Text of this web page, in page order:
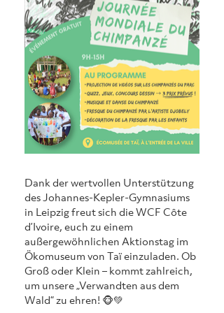
Dank der wertvollen Unterstützung
des Johannes-Kepler-Gymnasiums
in Leipzig freut sich die WCF Côte
d’Ivoire, euch zu einem
außergewöhnlichen Aktionstag im
Ökomuseum von Taï einzuladen. Ob
Groß oder Klein – kommt zahlreich,
um unsere „Verwandten aus dem
Wald“ zu ehren! 🐵💚